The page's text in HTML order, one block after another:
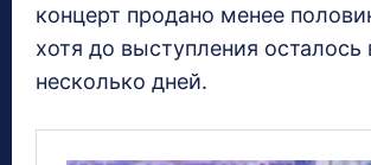
концерт продано менее
хотя до выступления осталось
несколько дней.